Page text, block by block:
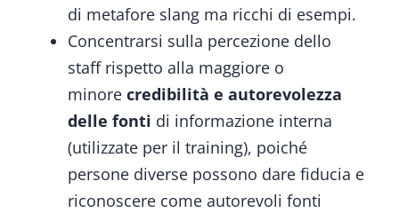
di metafore slang ma ricchi di esempi.
Concentrarsi sulla percezione dello
staff rispetto alla maggiore o
minore credibilità e autorevolezza
delle fonti di informazione interna
(utilizzate per il training), poiché
persone diverse possono dare fiducia e
riconoscere come autorevoli fonti